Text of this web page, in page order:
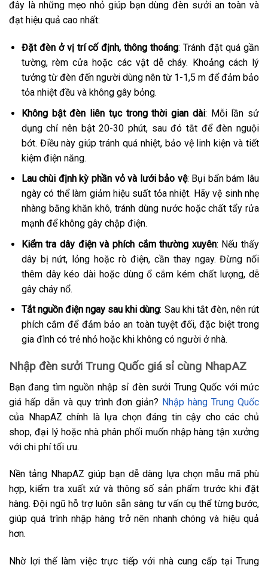
đây là những mẹo nhỏ giúp bạn dùng đèn sưởi an toàn và
đạt hiệu quả cao nhất:
Đặt đèn ở vị trí cố định, thông thoáng: Tránh đặt quá gần
tường, rèm cửa hoặc các vật dễ cháy. Khoảng cách lý
tưởng từ đèn đến người dùng nên từ 1-1,5 m để đảm bảo
tỏa nhiệt đều và không gây bỏng.
Không bật đèn liên tục trong thời gian dài: Mỗi lần sử
dụng chỉ nên bật 20-30 phút, sau đó tắt để đèn nguội
bớt. Điều này giúp tránh quá nhiệt, bảo vệ linh kiện và tiết
kiệm điện năng.
Lau chùi định kỳ phần vỏ và lưới bảo vệ: Bụi bẩn bám lâu
ngày có thể làm giảm hiệu suất tỏa nhiệt. Hãy vệ sinh nhẹ
nhàng bằng khăn khô, tránh dùng nước hoặc chất tẩy rửa
mạnh để không gây chập điện.
Kiểm tra dây điện và phích cắm thường xuyên: Nếu thấy
dây bị nứt, lỏng hoặc rò điện, cần thay ngay. Đừng nối
thêm dây kéo dài hoặc dùng ổ cắm kém chất lượng, dễ
gây cháy nổ.
Tắt nguồn điện ngay sau khi dùng: Sau khi tắt đèn, nên rút
phích cắm để đảm bảo an toàn tuyệt đối, đặc biệt trong
gia đình có trẻ nhỏ hoặc khi không có người ở nhà.
Nhập đèn sưởi Trung Quốc giá sỉ cùng NhapAZ
Bạn đang tìm nguồn nhập sỉ đèn sưởi Trung Quốc với mức
giá hấp dẫn và quy trình đơn giản? Nhập hàng Trung Quốc
của NhapAZ chính là lựa chọn đáng tin cậy cho các chủ
shop, đại lý hoặc nhà phân phối muốn nhập hàng tận xưởng
với chi phí tối ưu.
Nền tảng NhapAZ giúp bạn dễ dàng lựa chọn mẫu mã phù
hợp, kiểm tra xuất xứ và thông số sản phẩm trước khi đặt
hàng. Đội ngũ hỗ trợ luôn sẵn sàng tư vấn cụ thể từng bước,
giúp quá trình nhập hàng trở nên nhanh chóng và hiệu quả
hơn.
Nhờ lợi thế làm việc trực tiếp với nhà cung cấp tại Trung